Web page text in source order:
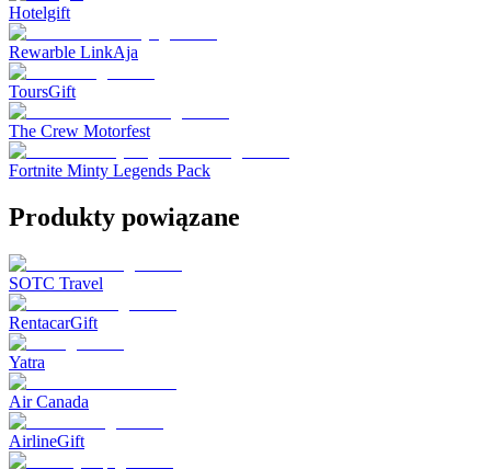
Hotelgift
Rewarble LinkAja
ToursGift
The Crew Motorfest
Fortnite Minty Legends Pack
Produkty powiązane
SOTC Travel
RentacarGift
Yatra
Air Canada
AirlineGift